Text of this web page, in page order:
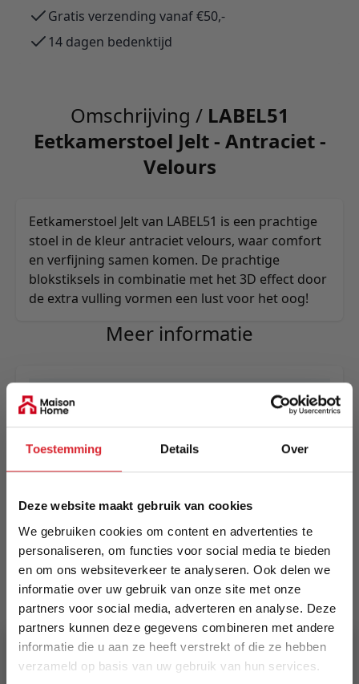
Toestemming Details Over
Deze website maakt gebruik van cookies
We gebruiken cookies om content en advertenties te
personaliseren, om functies voor social media te bieden
en om ons websiteverkeer te analyseren. Ook delen we
informatie over uw gebruik van onze site met onze
partners voor social media, adverteren en analyse. Deze
partners kunnen deze gegevens combineren met andere
informatie die u aan ze heeft verstrekt of die ze hebben
verzameld op basis van uw gebruik van hun services.
Gratis verzending vanaf €50,-
14 dagen bedenktijd
Omschrijving / LABEL51
Eetkamerstoel Jelt - Antraciet -
Velours
Eetkamerstoel Jelt van LABEL51 is een prachtige
stoel in de kleur antraciet velours, waar comfort
en verfijning samen komen. De prachtige
blokstiksels in combinatie met het 3D effect door
de extra vulling vormen een lust voor het oog!
Meer informatie
Merk
LABEL51
EAN
8720195420767
€ 79,00
Levertijd
1 tot 5 werkdagen
Specificaties
Onderhoudstips: Om de stof zo lang mogelijk
mooi te houden wordt er geadviseerd om de